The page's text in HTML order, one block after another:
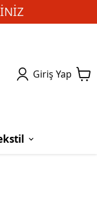
Giriş Yap